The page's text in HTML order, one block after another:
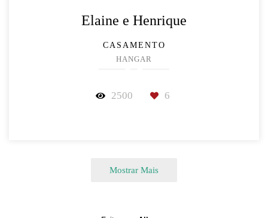
Elaine e Henrique
CASAMENTO
HANGAR
2500 6
Mostrar Mais